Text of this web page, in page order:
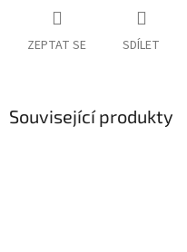
ZEPTAT SE SDÍLET
Související produkty